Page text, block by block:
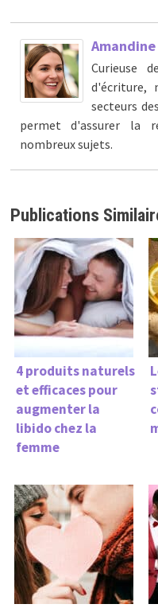
Curieuse
d'écriture,
secteurs
permet d'assurer la
nombreux sujets.
Publications
4 produits naturels
et efficaces pour
augmenter la
libido chez la
femme